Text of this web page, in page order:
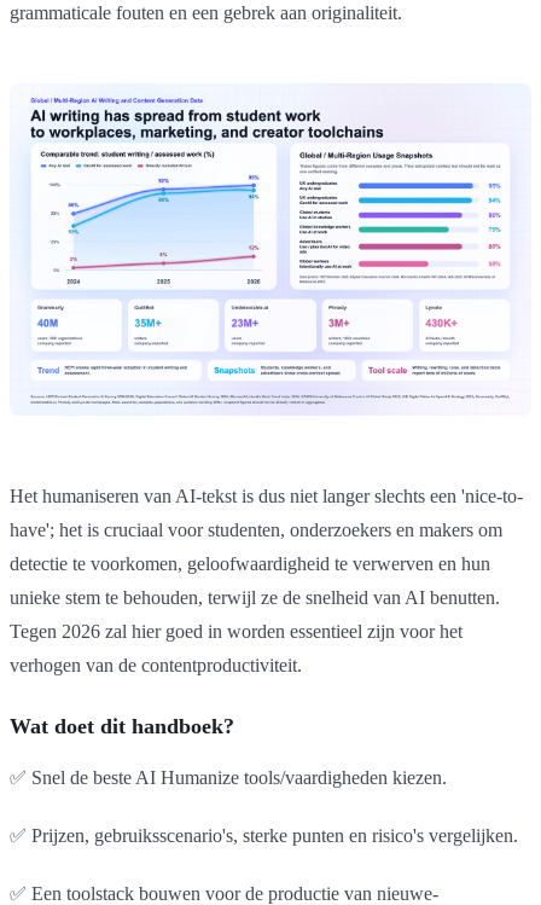
grammaticale fouten en een gebrek aan originaliteit.
Het humaniseren van AI-tekst is dus niet langer slechts een 'nice-to-
have'; het is cruciaal voor studenten, onderzoekers en makers om
detectie te voorkomen, geloofwaardigheid te verwerven en hun
unieke stem te behouden, terwijl ze de snelheid van AI benutten.
Tegen 2026 zal hier goed in worden essentieel zijn voor het
verhogen van de contentproductiviteit.
Wat doet dit handboek?
✅ Snel de beste AI Humanize tools/vaardigheden kiezen.
✅ Prijzen, gebruiksscenario's, sterke punten en risico's vergelijken.
✅ Een toolstack bouwen voor de productie van nieuwe-